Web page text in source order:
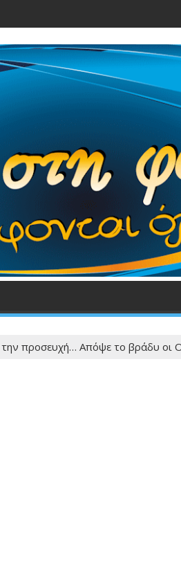
τους – Μόλις τα είδε η νύφη
προσευχή… Απόψε το βράδυ οι